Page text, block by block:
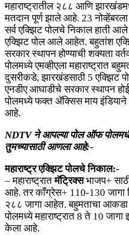
महाराष्ट्रातील २८८ आणि
मतदान पूर्ण झाले आहे. 23
सर्व एक्झिट पोलचे निकाल हाती
एक्झिट पोल आले आहेत. बहुतांश
सरकार स्थापन होण्याची शक्यता
पोलमध्ये एमव्हीएला महाराष्ट्रात
दुसरीकडे, झारखंडसाठी 5 एक्झिट
एनडीए आघाडीचे सरकार स्थापन
पोलमध्ये फक्त ॲक्सिस माय इंडियाने
आहे.
NDTV ने आपल्या पोल ऑफ
तुमच्यासाठी आणला आहे:-
महाराष्ट्र एक्झिट पोलचे निकाल:-
– महाराष्ट्रातमॅट्रिक्सभाजप+
आहे. तर काँग्रेस+ 110-130 जागा
२८८ जागा आहेत. बहुमताचा
पोलमध्ये महाराष्ट्रात 8 ते 10
केला आहे.